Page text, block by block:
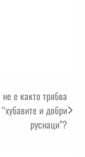
е както трябва
и добри
руснаци”?